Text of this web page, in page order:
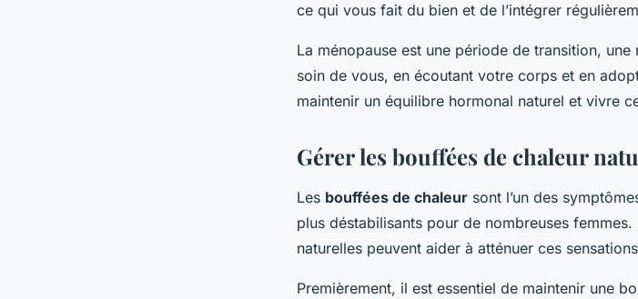
ce qui vous fait du bien et de l’intégrer
La ménopause est une période de transition,
soin de vous, en écoutant votre corps et en
maintenir un équilibre hormonal naturel et vivre
Gérer les bouffées de chaleur
Les bouffées de chaleur sont l’un des
plus déstabilisants pour de nombreuses
naturelles peuvent aider à atténuer ces
Premièrement, il est essentiel de maintenir une